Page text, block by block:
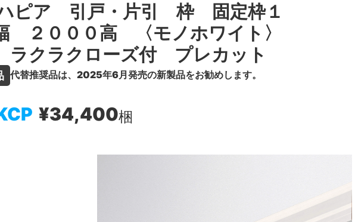
ピア 引戸・片引 枠 固定枠１
２０００高 〈モノホワイト〉
クラクローズ付 プレカット
代替推奨品は、2025年6月発売の新製品をお勧めします。
¥34,400梱